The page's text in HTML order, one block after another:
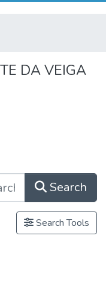
DA VEIGA
Search
Search Tools